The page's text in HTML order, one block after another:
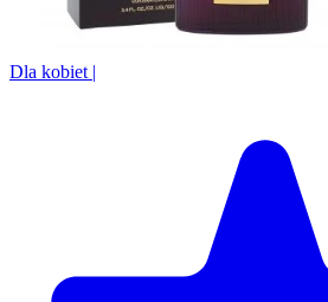
Dla kobiet |